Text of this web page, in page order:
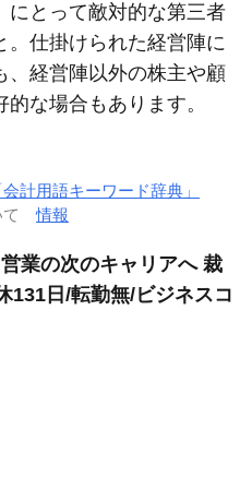
にとって敵対的な第三者
。仕掛けられた経営陣に
、経営陣以外の株主や顧
な場合もあります。
計用語キーワード辞典」
て情報
業の次のキャリアへ 裁
131日/転勤無/ビジネスコ